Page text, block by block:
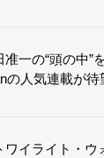
准一の“頭の中”
の人気連載が待
ワイライト・